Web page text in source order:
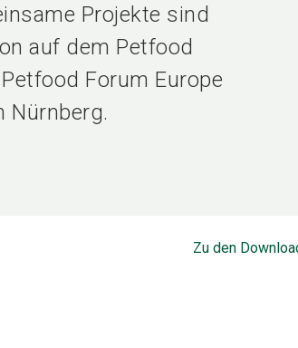
Projekte sind
auf dem Petfood
Forum Europe
Nürnberg.
Zu den